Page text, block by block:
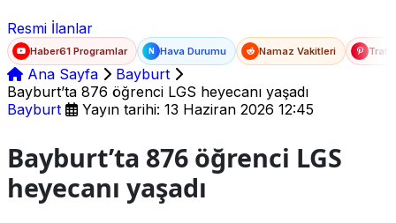
Resmi İlanlar
Haber61 Programlar N Hava Durumu Namaz Vakitleri
Ana Sayfa
Bayburt
Bayburt’ta 876 öğrenci LGS heyecanı yaşadı
Bayburt
Yayın tarihi: 13 Haziran 2026 12:45
Bayburt’ta 876 öğrenci LGS
heyecanı yaşadı